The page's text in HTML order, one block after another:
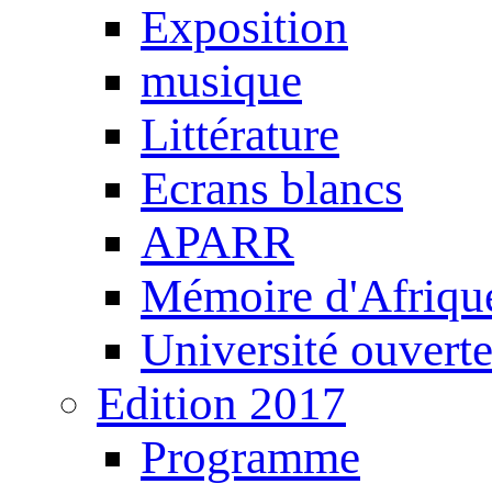
Exposition
musique
Littérature
Ecrans blancs
APARR
Mémoire
Université ouverte
Edition 2017
Programme